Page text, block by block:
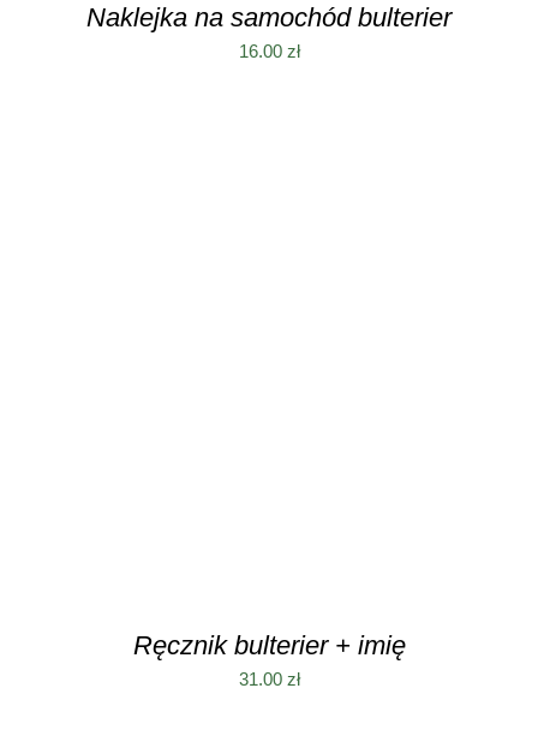
Naklejka na samochód bulterier
16.00 zł
Ręcznik bulterier + imię
31.00 zł